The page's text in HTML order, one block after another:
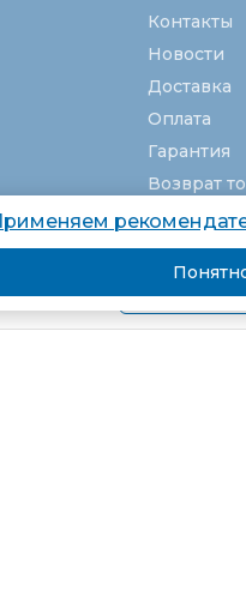
Контакты
Новости
Доставка
Оплата
Гарантия
Возврат
Услуги
О
Вакансии
Карта